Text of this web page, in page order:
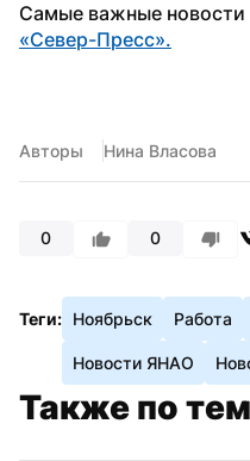
«Север-Пресс».
Авторы Нина Власова
0 0
Теги: Ноябрьск Работа
Новости ЯНАО
Также по